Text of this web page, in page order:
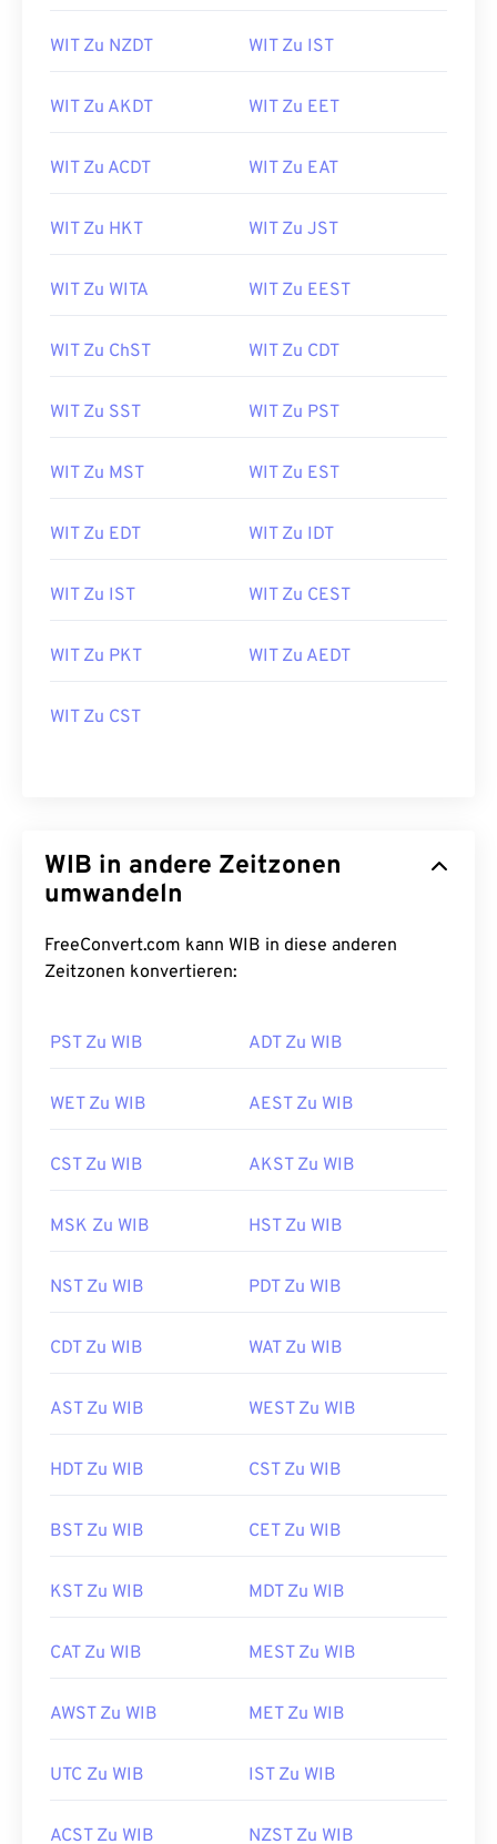
WIT Zu NZDT WIT Zu IST
WIT Zu AKDT WIT Zu EET
WIT Zu ACDT WIT Zu EAT
WIT Zu HKT WIT Zu JST
WIT Zu WITA WIT Zu EEST
WIT Zu ChST WIT Zu CDT
WIT Zu SST WIT Zu PST
WIT Zu MST WIT Zu EST
WIT Zu EDT WIT Zu IDT
WIT Zu IST WIT Zu CEST
WIT Zu PKT WIT Zu AEDT
WIT Zu CST
WIB in andere Zeitzonen
umwandeln
FreeConvert.com kann WIB in diese anderen
Zeitzonen konvertieren:
PST Zu WIB ADT Zu WIB
WET Zu WIB AEST Zu WIB
CST Zu WIB AKST Zu WIB
MSK Zu WIB HST Zu WIB
NST Zu WIB PDT Zu WIB
CDT Zu WIB WAT Zu WIB
AST Zu WIB WEST Zu WIB
HDT Zu WIB CST Zu WIB
BST Zu WIB CET Zu WIB
KST Zu WIB MDT Zu WIB
CAT Zu WIB MEST Zu WIB
AWST Zu WIB MET Zu WIB
UTC Zu WIB IST Zu WIB
ACST Zu WIB NZST Zu WIB